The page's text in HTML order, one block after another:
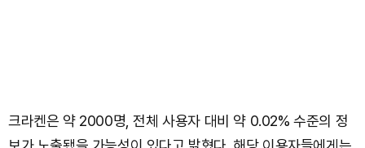
크라켄은 약 2000명, 전체 사용자 대비 약 0.02% 수준의 정